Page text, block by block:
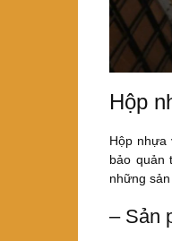
Hộp
Hộp nhựa
bảo quản
những
– Sản